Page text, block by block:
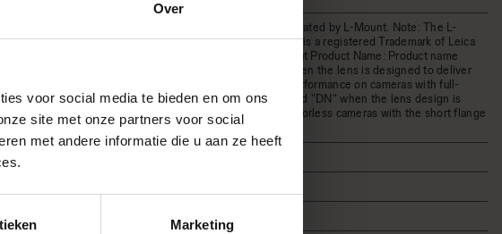
Over
voor social media te bieden en om ons
site met onze partners voor social
met andere informatie die u aan ze heeft
Marketing
* All figures calculated by L-Mount. Note: The L-
Mount Trademark is a registered Trademark of Leica
Camera AG. About Product Name: Product name
includes "DG" when the lens is designed to deliver
the ultimate in performance on cameras with full-
frame sensors, and "DN" when the lens design is
optimized for mirrorless cameras with the short flange
focal length.